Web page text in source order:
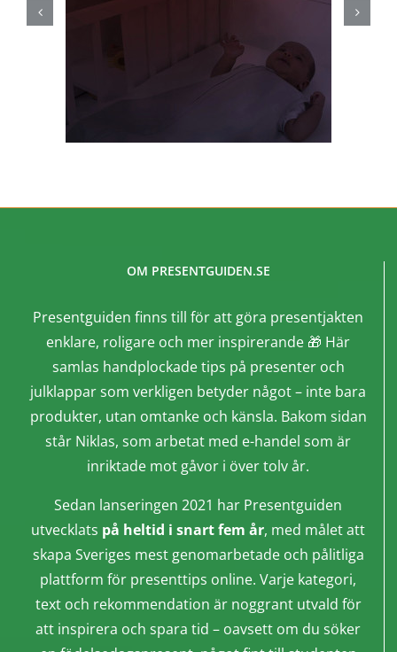
OM PRESENTGUIDEN.SE
Presentguiden finns till för att göra presentjakten
enklare, roligare och mer inspirerande 🎁 Här
samlas handplockade tips på presenter och
julklappar som verkligen betyder något – inte bara
produkter, utan omtanke och känsla. Bakom sidan
står Niklas, som arbetat med e-handel som är
inriktade mot gåvor i över tolv år.
Sedan lanseringen 2021 har Presentguiden
utvecklats på heltid i snart fem år, med målet att
skapa Sveriges mest genomarbetade och pålitliga
plattform för presenttips online. Varje kategori,
text och rekommendation är noggrant utvald för
att inspirera och spara tid – oavsett om du söker